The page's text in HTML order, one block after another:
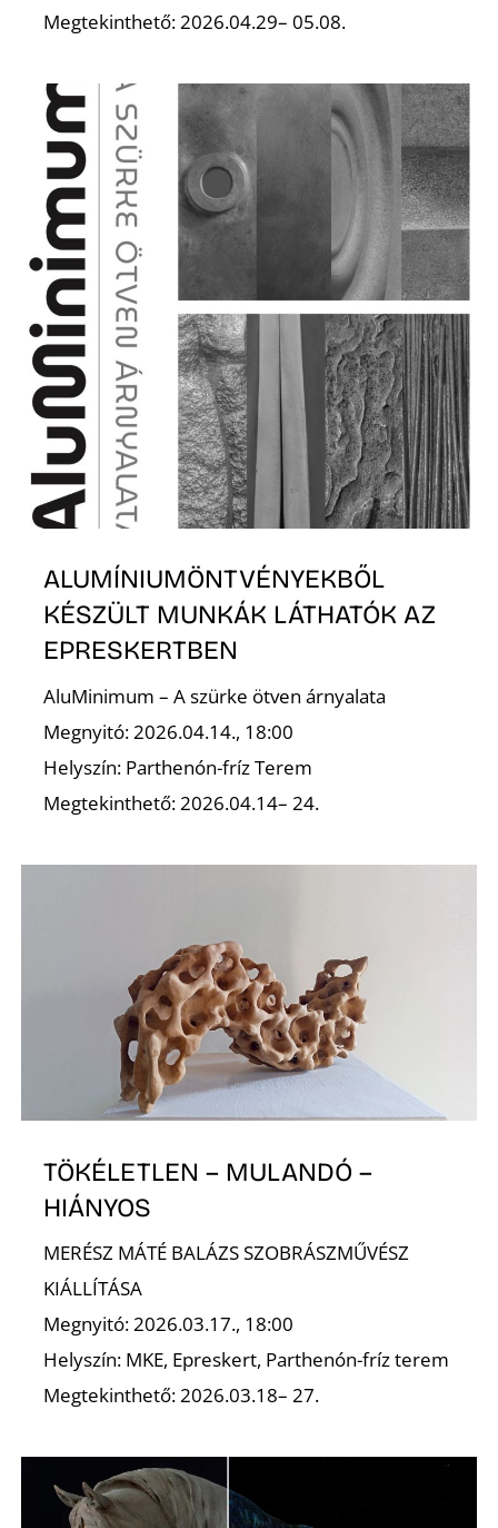
Megtekinthető: 2026.04.29– 05.08.
ALUMÍNIUMÖNTVÉNYEKBŐL
KÉSZÜLT MUNKÁK LÁTHATÓK AZ
EPRESKERTBEN
AluMinimum – A szürke ötven árnyalata
Megnyitó: 2026.04.14., 18:00
Helyszín: Parthenón-fríz Terem
Megtekinthető: 2026.04.14– 24.
TÖKÉLETLEN – MULANDÓ –
HIÁNYOS
MERÉSZ MÁTÉ BALÁZS SZOBRÁSZMŰVÉSZ
KIÁLLÍTÁSA
Megnyitó: 2026.03.17., 18:00
Helyszín: MKE, Epreskert, Parthenón-fríz terem
Megtekinthető: 2026.03.18– 27.